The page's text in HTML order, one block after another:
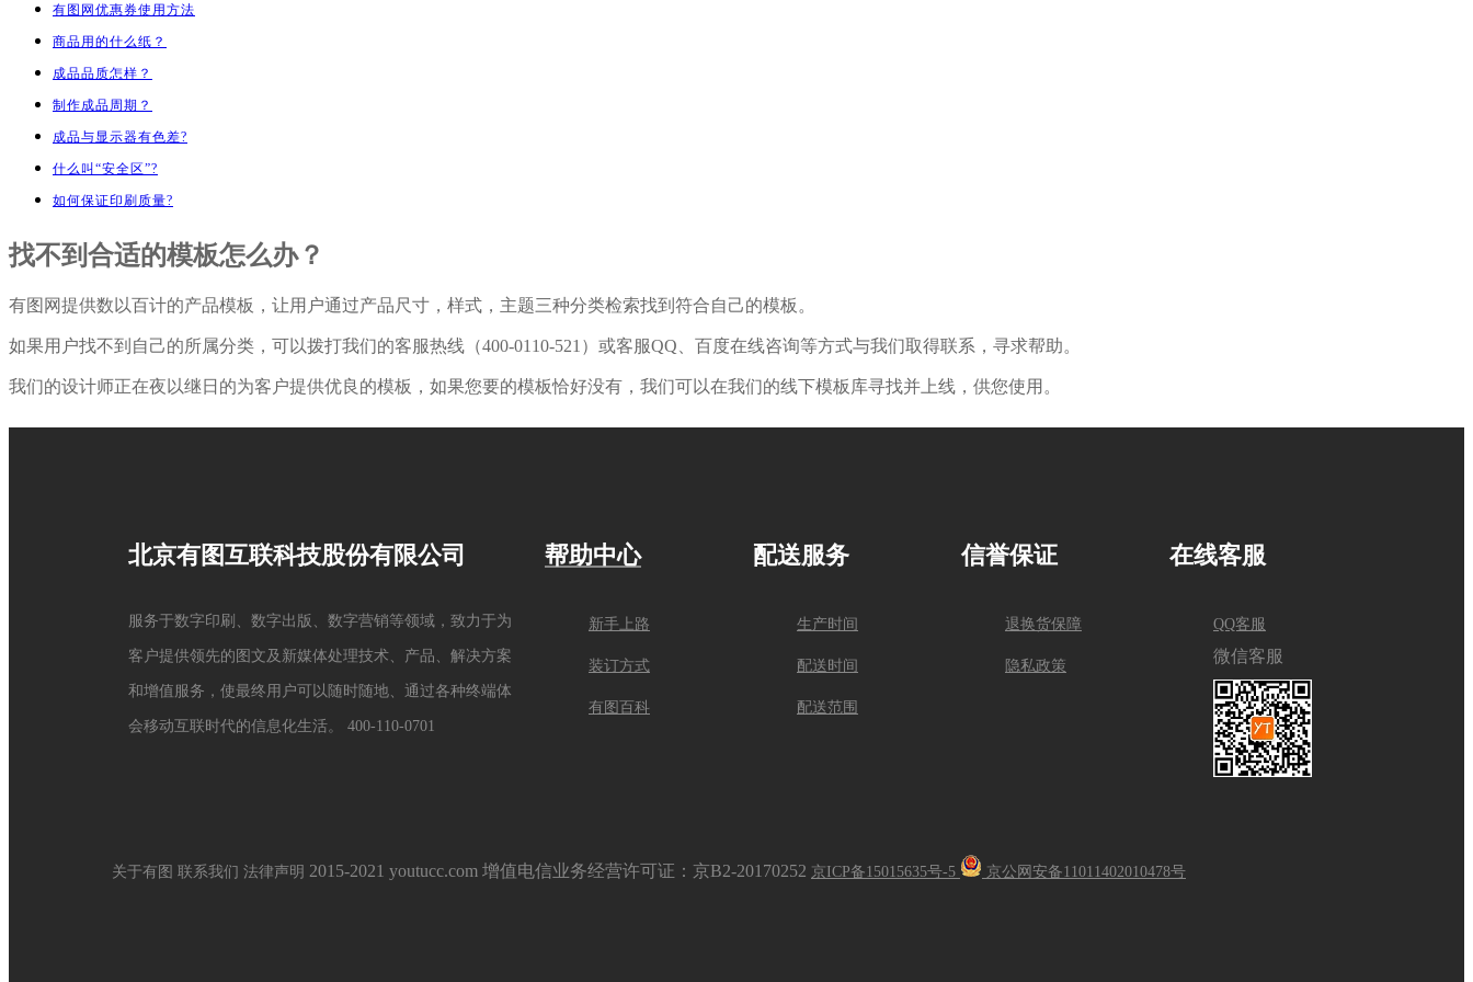
有图网优惠券使用方法
商品用的什么纸？
成品品质怎样？
制作成品周期？
成品与显示器有色差?
什么叫“安全区”?
如何保证印刷质量?
找不到合适的模板怎么办？
有图网提供数以百计的产品模板，让用户通过产品尺寸，样式，主题三种分类检索找到符合自己的模板。
如果用户找不到自己的所属分类，可以拨打我们的客服热线（400-0110-521）或客服QQ、百度在线咨询等方式与我们取得联系，寻求帮助。
我们的设计师正在夜以继日的为客户提供优良的模板，如果您要的模板恰好没有，我们可以在我们的线下模板库寻找并上线，供您使用。
北京有图互联科技股份有限公司
服务于数字印刷、数字出版、数字营销等领域，致力于为
客户提供领先的图文及新媒体处理技术、产品、解决方案
和增值服务，使最终用户可以随时随地、通过各种终端体
会移动互联时代的信息化生活。 400-110-0701
帮助中心
新手上路
装订方式
有图百科
配送服务
生产时间
配送时间
配送范围
信誉保证
退换货保障
隐私政策
在线客服
QQ客服
微信客服
关于有图 联系我们 法律声明 2015-2021 youtucc.com 增值电信业务经营许可证：京B2-20170252 京ICP备15015635号-5 京公网安备11011402010478号